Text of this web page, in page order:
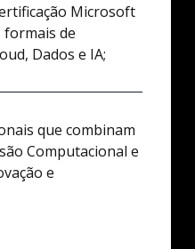
Microsoft
formais de
Dados e IA;
que combinam
Computacional e
e